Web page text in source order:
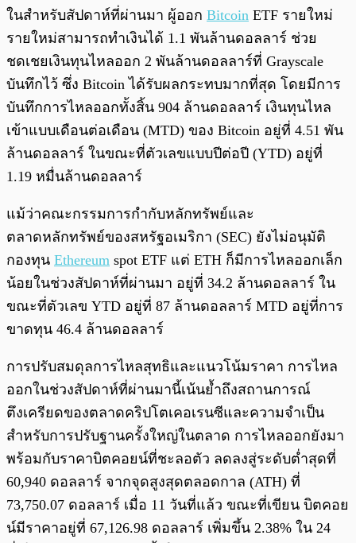
ในสำหรับสัปดาห์ที่ผ่านมา ผู้ออก Bitcoin ETF รายใหม่
รายใหม่สามารถทำเงินได้ 1.1 พันล้านดอลลาร์ ช่วย
ชดเชยเงินทุนไหลออก 2 พันล้านดอลลาร์ที่ Grayscale
บันทึกไว้ ซึ่ง Bitcoin ได้รับผลกระทบมากที่สุด โดยมีการ
บันทึกการไหลออกทั้งสิ้น 904 ล้านดอลลาร์ เงินทุนไหล
เข้าแบบเดือนต่อเดือน (MTD) ของ Bitcoin อยู่ที่ 4.51 พัน
ล้านดอลลาร์ ในขณะที่ตัวเลขแบบปีต่อปี (YTD) อยู่ที่
1.19 หมื่นล้านดอลลาร์
แม้ว่าคณะกรรมการกำกับหลักทรัพย์และ
ตลาดหลักทรัพย์ของสหรัฐอเมริกา (SEC) ยังไม่อนุมัติ
กองทุน Ethereum spot ETF แต่ ETH ก็มีการไหลออกเล็ก
น้อยในช่วงสัปดาห์ที่ผ่านมา อยู่ที่ 34.2 ล้านดอลลาร์ ใน
ขณะที่ตัวเลข YTD อยู่ที่ 87 ล้านดอลลาร์ MTD อยู่ที่การ
ขาดทุน 46.4 ล้านดอลลาร์
การปรับสมดุลการไหลสุทธิและแนวโน้มราคา การไหล
ออกในช่วงสัปดาห์ที่ผ่านมานี้เน้นย้ำถึงสถานการณ์
ตึงเครียดของตลาดคริปโตเคอเรนซีและความจำเป็น
สำหรับการปรับฐานครั้งใหญ่ในตลาด การไหลออกยังมา
พร้อมกับราคาบิตคอยน์ที่ชะลอตัว ลดลงสู่ระดับต่ำสุดที่
60,940 ดอลลาร์ จากจุดสูงสุดตลอดกาล (ATH) ที่
73,750.07 ดอลลาร์ เมื่อ 11 วันที่แล้ว ขณะที่เขียน บิตคอย
น์มีราคาอยู่ที่ 67,126.98 ดอลลาร์ เพิ่มขึ้น 2.38% ใน 24